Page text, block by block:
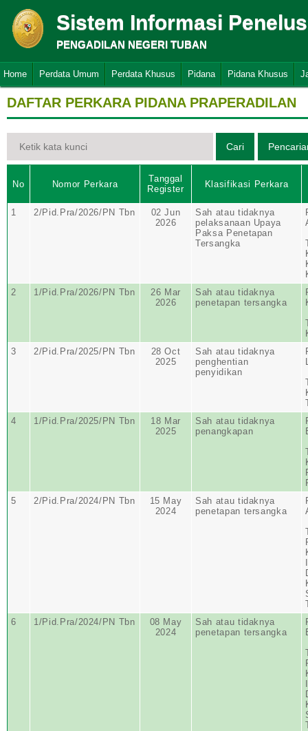
Sistem Informasi
PENGADILAN NEGERI TUBAN
Home Perdata Umum Perdata Khusus Pidana Pidana Khusus
DAFTAR PERKARA PIDANA PRAPERADILAN
No Nomor Perkara
Tanggal
Register
Klasifikasi Perkara
1 2/Pid.Pra/2026/PN Tbn
02 Jun
2026
Sah atau tidaknya
pelaksanaan Upaya
Paksa Penetapan
Tersangka
2
1/Pid.Pra/2026/PN Tbn
26 Mar
2026
Sah atau tidaknya
penetapan tersangka
3
2/Pid.Pra/2025/PN Tbn
28 Oct
2025
Sah atau tidaknya
penghentian
penyidikan
4
1/Pid.Pra/2025/PN Tbn
18 Mar
2025
Sah atau tidaknya
penangkapan
5
2/Pid.Pra/2024/PN Tbn
15 May
2024
Sah atau tidaknya
penetapan tersangka
6
1/Pid.Pra/2024/PN Tbn
08 May
2024
Sah atau tidaknya
penetapan tersangka